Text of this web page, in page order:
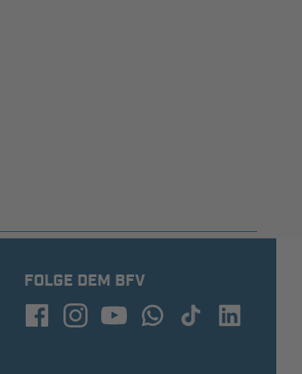
FOLGE DEM BFV